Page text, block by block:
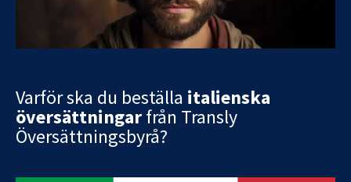
Varför ska du beställa italienska
översättningarfrån Transly
Översättningsbyrå?